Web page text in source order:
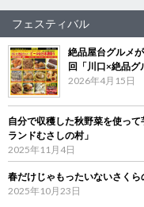
フェスティバル
絶品屋台グルメ
回「川口×絶品
2026年4月15日
自分で収穫した秋野菜を使っ
ランドむさしの村」
2025年11月4日
春だけじゃもったいないさく
2025年10月23日